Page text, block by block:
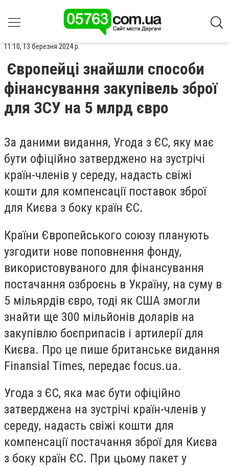
11:10, 13 березня 2024 р.
Європейці знайшли способи
фінансування закупівель зброї
для ЗСУ на 5 млрд євро
За даними видання, Угода з ЄС, яку має
бути офіційно затверджено на зустрічі
країн-членів у середу, надасть свіжі
кошти для компенсації поставок зброї
для Києва з боку країн ЄС.
Країни Європейського союзу планують
узгодити нове поповнення фонду,
використовуваного для фінансування
постачання озброєнь в Україну, на суму в
5 мільярдів євро, тоді як США змогли
знайти ще 300 мільйонів доларів на
закупівлю боєприпасів і артилерії для
Києва. Про це пише британське видання
Finansial Times, передає focus.ua.
Угода з ЄС, яка має бути офіційно
затверджена на зустрічі країн-членів у
середу, надасть свіжі кошти для
компенсації постачання зброї для Києва
з боку країн ЄС. При цьому пакет у